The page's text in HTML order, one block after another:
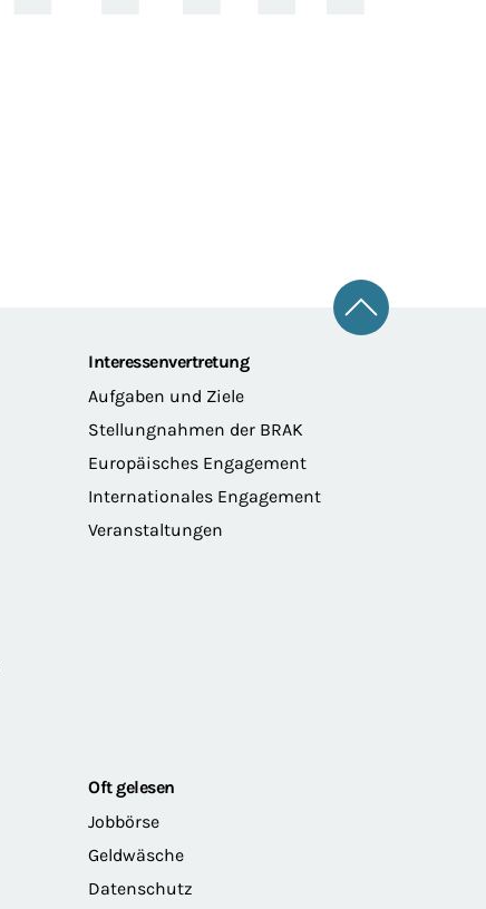
Zum
Interessenvertretung
Aufgaben und Ziele
Stellungnahmen der BRAK
Europäisches Engagement
Internationales Engagement
Veranstaltungen
Oft gelesen
Jobbörse
Geldwäsche
Datenschutz